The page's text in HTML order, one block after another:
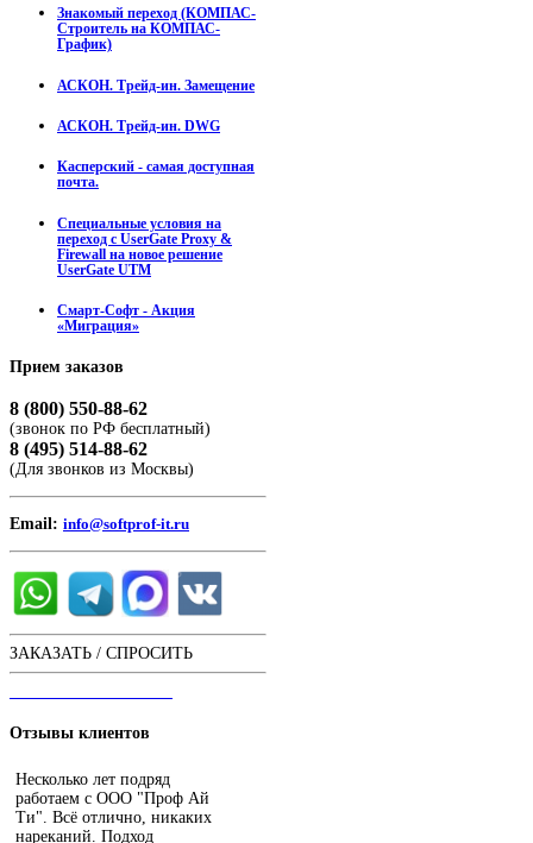
Знакомый переход (КОМПАС-
Строитель на КОМПАС-
График)
АСКОН. Трейд-ин. Замещение
АСКОН. Трейд-ин. DWG
Касперский - самая доступная
почта.
Специальные условия на
переход с UserGate Proxy &
Firewall на новое решение
UserGate UTM
Смарт-Софт - Акция
«Миграция»
Прием заказов
8 (800) 550-88-62
(звонок по РФ бесплатный)
8 (495) 514-88-62
(Для звонков из Москвы)
Email: info@softprof-it.ru
ЗАКАЗАТЬ / СПРОСИТЬ
Отзывы клиентов
Несколько лет подряд
работаем с ООО "Проф Ай
Ти". Всё отлично, никаких
нареканий. Подход